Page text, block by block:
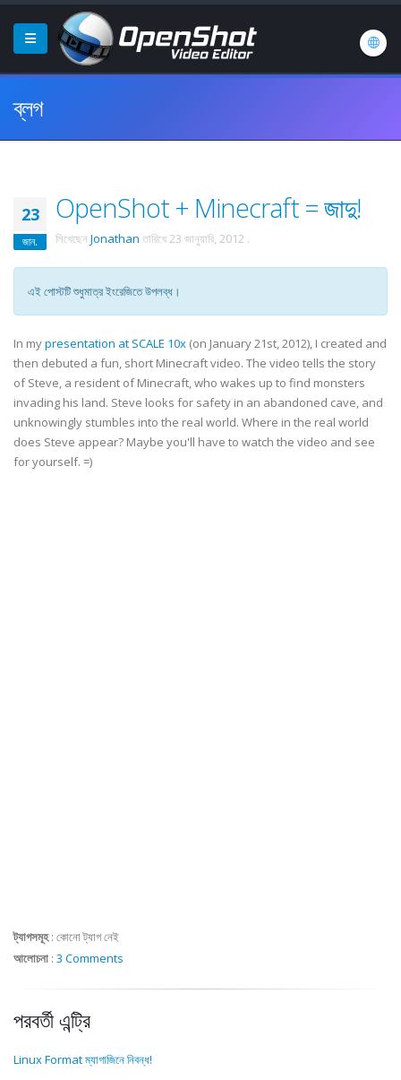
ব্লগ
23
জান.
OpenShot + Minecraft = জাদু!
লিখেছেন Jonathan তারিখে23 জানুয়ারি, 2012 .
এই পোস্টটি শুধুমাত্র ইংরেজিতে উপলব্ধ।
In mypresentation at SCALE 10x (on January 21st, 2012), I created and
then debuted a fun, short Minecraft video. The video tells the story
of Steve, a resident of Minecraft, who wakes up to find monsters
invading his land. Steve looks for safety in an abandoned cave, and
unknowingly stumbles into the real world. Where in the real world
does Steve appear? Maybe you'll have to watch the video and see
for yourself. =)
ট্যাগসমূহ: কোনো ট্যাগ নেই
আলোচনা : 3 Comments
পরবর্তী এন্ট্রি
Linux Format ম্যাগাজিনে নিবন্ধ!